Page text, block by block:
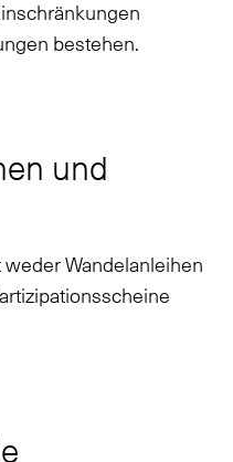
bestehen.
und
Wandelanleihen